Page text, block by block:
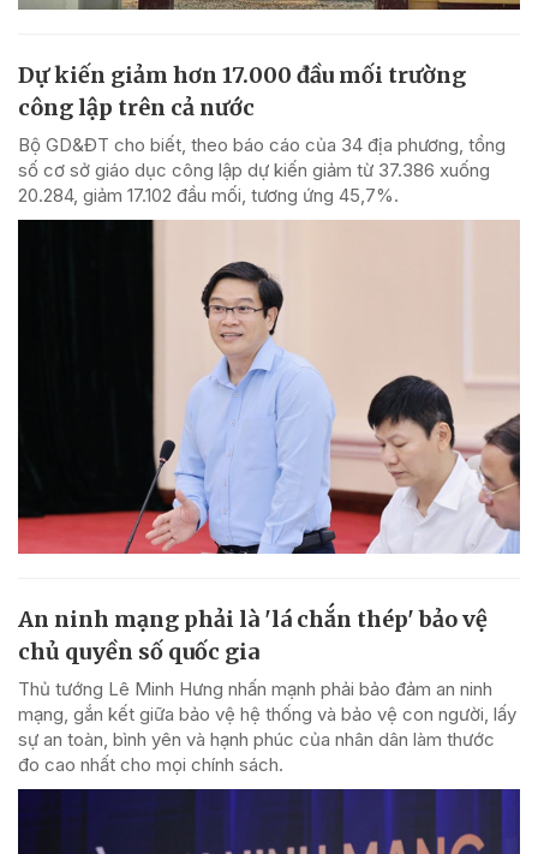
Dự kiến giảm hơn 17.000 đầu mối trường
công lập trên cả nước
Bộ GD&ĐT cho biết, theo báo cáo của 34 địa phương, tổng
số cơ sở giáo dục công lập dự kiến giảm từ 37.386 xuống
20.284, giảm 17.102 đầu mối, tương ứng 45,7%.
An ninh mạng phải là 'lá chắn thép' bảo vệ
chủ quyền số quốc gia
Thủ tướng Lê Minh Hưng nhấn mạnh phải bảo đảm an ninh
mạng, gắn kết giữa bảo vệ hệ thống và bảo vệ con người, lấy
sự an toàn, bình yên và hạnh phúc của nhân dân làm thước
đo cao nhất cho mọi chính sách.